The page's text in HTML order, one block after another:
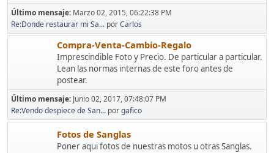
Último mensaje: Marzo 02, 2015, 06:22:38 PM
Re:Donde restaurar mi Sa... porCarlos
Compra-Venta-Cambio-Regalo
Imprescindible Foto y Precio. De particular a particular.
Lean las normas internas de este foro antes de
postear.
Último mensaje: Junio 02, 2017, 07:48:07 PM
Re:Vendo despiece de San... porgafico
Fotos de Sanglas
Poner aqui fotos de nuestras motos u otras Sanglas.